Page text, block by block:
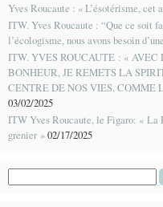
Yves Roucaute : « L’ésotérisme, cet
ITW. Yves Roucaute : “Que ce soit
l’écologisme, nous avons besoin
ITW. YVES ROUCAUTE : «
BONHEUR, JE REMETS LA
CENTRE DE NOS VIES, COMME
03/02/2025
ITW Yves Roucaute, le Figaro: « La
grenier »02/17/2025